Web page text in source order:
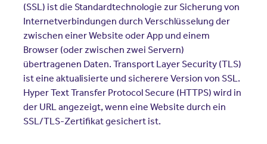
(SSL) ist die Standardtechnologie zur Sicherung von
Internetverbindungen durch Verschlüsselung der
zwischen einer Website oder App und einem
Browser (oder zwischen zwei Servern)
übertragenen Daten. Transport Layer Security (TLS)
ist eine aktualisierte und sicherere Version von SSL.
Hyper Text Transfer Protocol Secure (HTTPS) wird in
der URL angezeigt, wenn eine Website durch ein
SSL/TLS-Zertifikat gesichert ist.